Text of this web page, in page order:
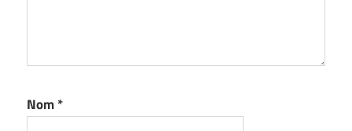
Nom*